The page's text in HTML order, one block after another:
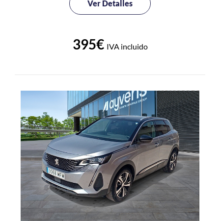
Ver Detalles
395€ IVA incluido